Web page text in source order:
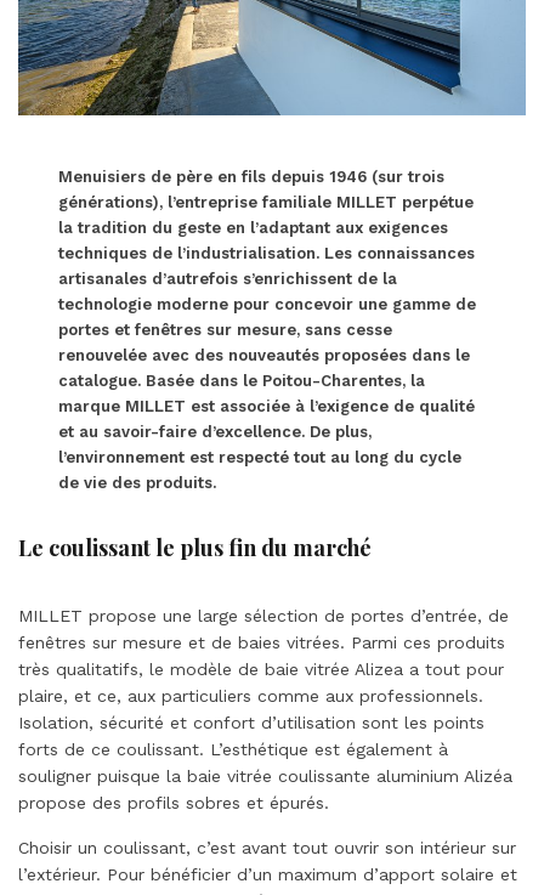
Menuisiers de père en fils depuis 1946 (sur trois
générations), l’entreprise familiale MILLET perpétue
la tradition du geste en l’adaptant aux exigences
techniques de l’industrialisation. Les connaissances
artisanales d’autrefois s’enrichissent de la
technologie moderne pour concevoir une gamme de
portes et fenêtres sur mesure, sans cesse
renouvelée avec des nouveautés proposées dans le
catalogue. Basée dans le Poitou-Charentes, la
marque MILLET est associée à l’exigence de qualité
et au savoir-faire d’excellence. De plus,
l’environnement est respecté tout au long du cycle
de vie des produits.
Le coulissant le plus fin du marché
MILLET propose une large sélection de portes d’entrée, de
fenêtres sur mesure et de baies vitrées. Parmi ces produits
très qualitatifs, le modèle de baie vitrée Alizea a tout pour
plaire, et ce, aux particuliers comme aux professionnels.
Isolation, sécurité et confort d’utilisation sont les points
forts de ce coulissant. L’esthétique est également à
souligner puisque la baie vitrée coulissante aluminium Alizéa
propose des profils sobres et épurés.
Choisir un coulissant, c’est avant tout ouvrir son intérieur sur
l’extérieur. Pour bénéficier d’un maximum d’apport solaire et